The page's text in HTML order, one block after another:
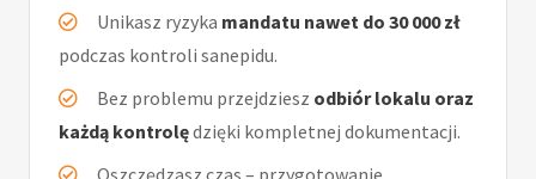
Unikasz ryzyka mandatu nawet do 30 000 zł
podczas kontroli sanepidu.
Bez problemu przejdziesz odbiór lokalu oraz
każdą kontrolędzięki kompletnej dokumentacji.